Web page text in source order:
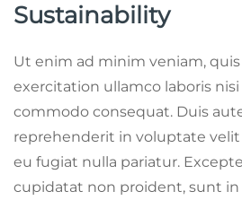
Sustainability
Ut enim ad minim veniam,
exercitation ullamco laboris
commodo consequat. Duis
reprehenderit in voluptate velit
eu fugiat nulla pariatur.
cupidatat non proident, sunt in